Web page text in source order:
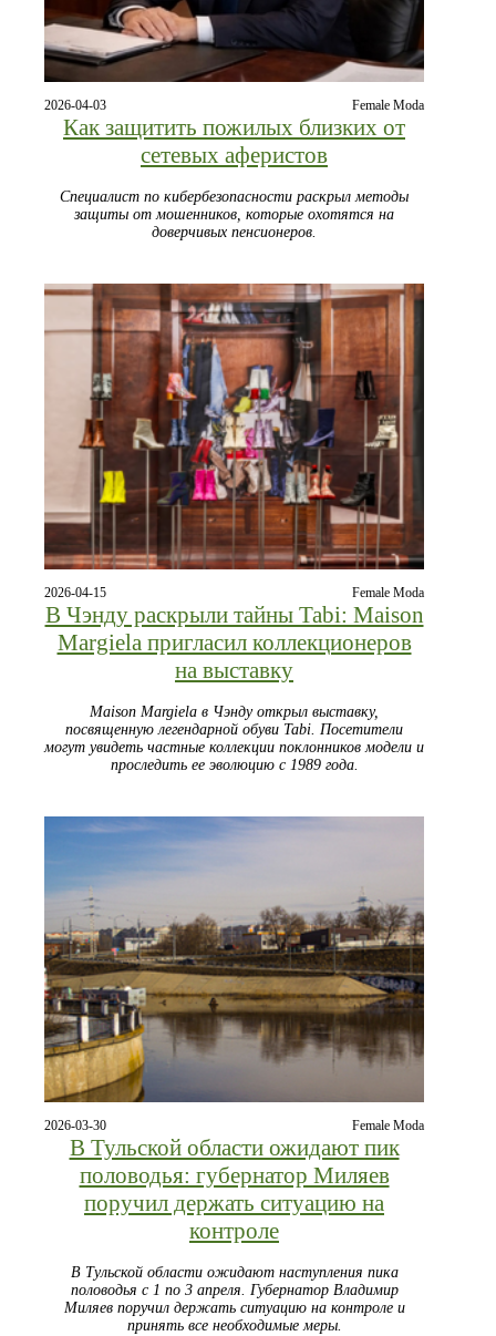
2026-04-03 Female Moda
Как защитить пожилых близких от
сетевых аферистов
Специалист по кибербезопасности раскрыл методы
защиты от мошенников, которые охотятся на
доверчивых пенсионеров.
2026-04-15 Female Moda
В Чэнду раскрыли тайны Tabi: Maison
Margiela пригласил коллекционеров
на выставку
Maison Margiela в Чэнду открыл выставку,
посвященную легендарной обуви Tabi. Посетители
могут увидеть частные коллекции поклонников модели и
проследить ее эволюцию с 1989 года.
2026-03-30 Female Moda
В Тульской области ожидают пик
половодья: губернатор Миляев
поручил держать ситуацию на
контроле
В Тульской области ожидают наступления пика
половодья с 1 по 3 апреля. Губернатор Владимир
Миляев поручил держать ситуацию на контроле и
принять все необходимые меры.